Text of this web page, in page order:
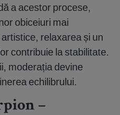
a acestor procese,
obiceiuri mai
relaxarea și un
contribuie la stabilitate.
moderația devine
echilibrului.
–